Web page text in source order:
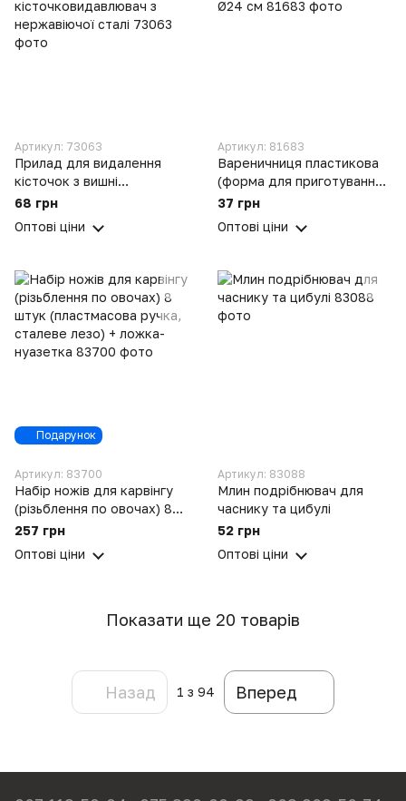
Артикул: 73063
Прилад для видалення
кісточок з вишні
відокремлювач
нержавіючої сталі
68 грн
Оптові ціни
Артикул: 81683
Вареничниця пластикова
(форма для приготування
вареників) Ø24 см
37 грн
Оптові ціни
Подарунок
Артикул: 83700
Набір ножів для карвінгу
(різьблення по овочах) 8
штук (пластмасова ручка,
нуазетка
257 грн
Оптові ціни
Артикул: 83088
Млин подрібнювач для
часнику та цибулі
52 грн
Оптові ціни
Показати ще 20 товарів
Назад 1 з 94 Вперед